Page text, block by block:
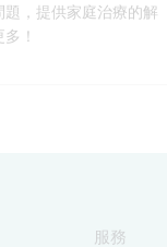
，提供家庭治療的解
！
服務